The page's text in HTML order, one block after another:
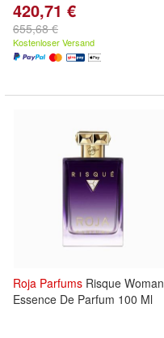
420,71 €
655,68 €
Kostenloser Versand
Roja Parfums Risque Woman
Essence De Parfum 100 Ml